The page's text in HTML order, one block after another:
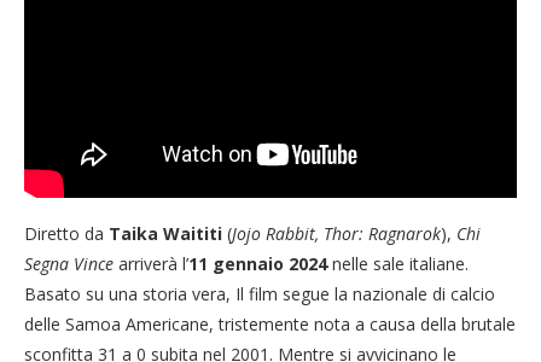
Diretto da Taika Waititi (Jojo Rabbit, Thor: Ragnarok), Chi
Segna Vince arriverà l’11 gennaio 2024nelle sale italiane.
Basato su una storia vera, Il film segue la nazionale di calcio
delle Samoa Americane, tristemente nota a causa della brutale
sconfitta 31 a 0 subita nel 2001. Mentre si avvicinano le